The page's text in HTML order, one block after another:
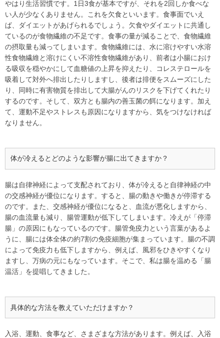
やはり生活習慣です。1日3食が基本ですが、それを2回しか食べな
い人が少なくありません。これを欠食といいます。食事面でいえ
ば、ダイエットがあげられるでしょう。欠食やダイエットに共通し
ているのが食物繊維の不足です。食事の量が減ることで、食物繊維
の摂取量も減ってしまいます。食物繊維には、水に溶けやすい水溶
性食物繊維と溶けにくい不溶性食物繊維があり、前者は小腸におけ
る吸収を穏やかにして血糖値の上昇を抑えたり、コレステロールを
吸着して対外へ排出したりしますし、後者は排便をスムーズにした
り、同時に有害物質を排出して大腸がんのリスクを下げてくれたり
するのです。そして、双方とも腸内の善玉菌の餌になります。加え
て、運動不足やストレスも原因になりますから、気をつけなければ
なりません。
体が冷えるとどのような影響が腸に出てきますか？
腸は自律神経によって支配されており、体が冷えると自律神経の中
の交感神経が優位になります。すると、腸の動きや働きが停滞する
のです。また、交感神経が優位になると、血流が悪化しますから、
腸の血流量も減り、腸管運動が低下してしまいます。冷えが「停滞
腸」の原因にもなっているのです。腸管免疫力という言葉があるよ
うに、腸には体全体の約7割の免疫細胞が集まっています。腸の不調
によって免疫力も低下しますから、例えば、風邪をひきやすくなり
ますし、万病の元にもなっています。そこで、私は腸を温める「腸
温活」を提唱してきました。
具体的な方法を教えていただけますか？
入浴、運動、食事など、さまざまな方法があります。例えば、入浴